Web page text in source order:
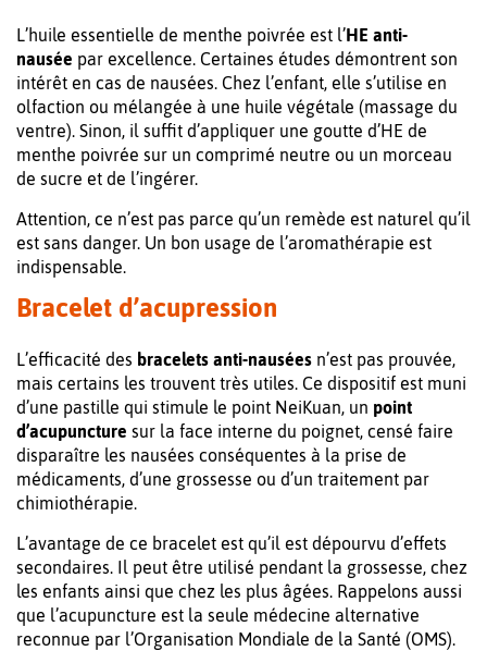
L’huile essentielle de menthe poivrée est l’HE anti-
nausée par excellence. Certaines études démontrent son
intérêt en cas de nausées. Chez l’enfant, elle s’utilise en
olfaction ou mélangée à une huile végétale (massage du
ventre). Sinon, il suffit d’appliquer une goutte d’HE de
menthe poivrée sur un comprimé neutre ou un morceau
de sucre et de l’ingérer.
Attention, ce n’est pas parce qu’un remède est naturel qu’il
est sans danger. Un bon usage de l’aromathérapie est
indispensable.
Bracelet d’acupression
L’efficacité des bracelets anti-nausées n’est pas prouvée,
mais certains les trouvent très utiles. Ce dispositif est muni
d’une pastille qui stimule le point NeiKuan, un point
d’acupuncture sur la face interne du poignet, censé faire
disparaître les nausées conséquentes à la prise de
médicaments, d’une grossesse ou d’un traitement par
chimiothérapie.
L’avantage de ce bracelet est qu’il est dépourvu d’effets
secondaires. Il peut être utilisé pendant la grossesse, chez
les enfants ainsi que chez les plus âgées. Rappelons aussi
que l’acupuncture est la seule médecine alternative
reconnue par l’Organisation Mondiale de la Santé (OMS).